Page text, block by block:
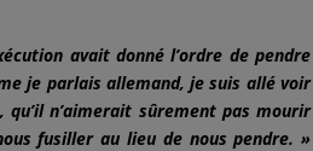
avait donné l’ordre de pendre
je parlais allemand, je suis allé voir
n’aimerait sûrement pas mourir
fusiller au lieu de nous pendre. »